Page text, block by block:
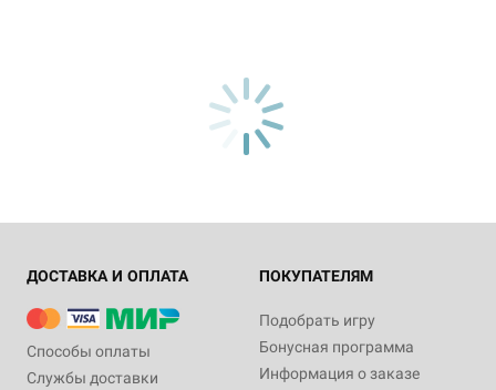
ДОСТАВКА И ОПЛАТА
Способы оплаты
Службы доставки
ПОКУПАТЕЛЯМ
Подобрать игру
Бонусная программа
Информация о заказе